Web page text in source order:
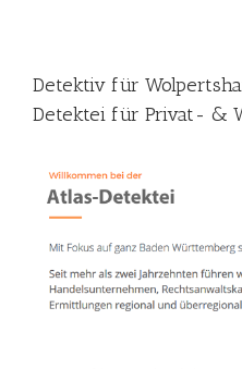
Detektiv für
Detektei für Privat- &